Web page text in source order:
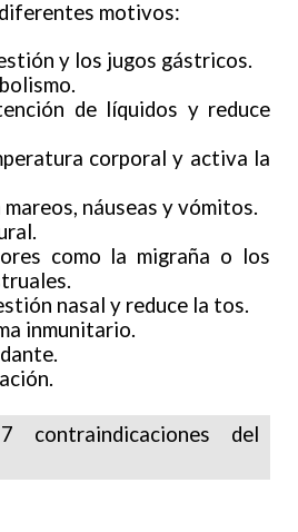
motivos:
y los jugos gástricos.
de líquidos y reduce
corporal y activa la
náuseas y vómitos.
como la migraña o los
nasal y reduce la tos.
inmunitario.
contraindicaciones del